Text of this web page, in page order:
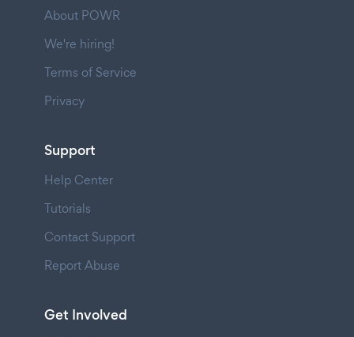
About POWR
We're hiring!
Terms of Service
Privacy
Support
Help Center
Tutorials
Contact Support
Report Abuse
Get Involved